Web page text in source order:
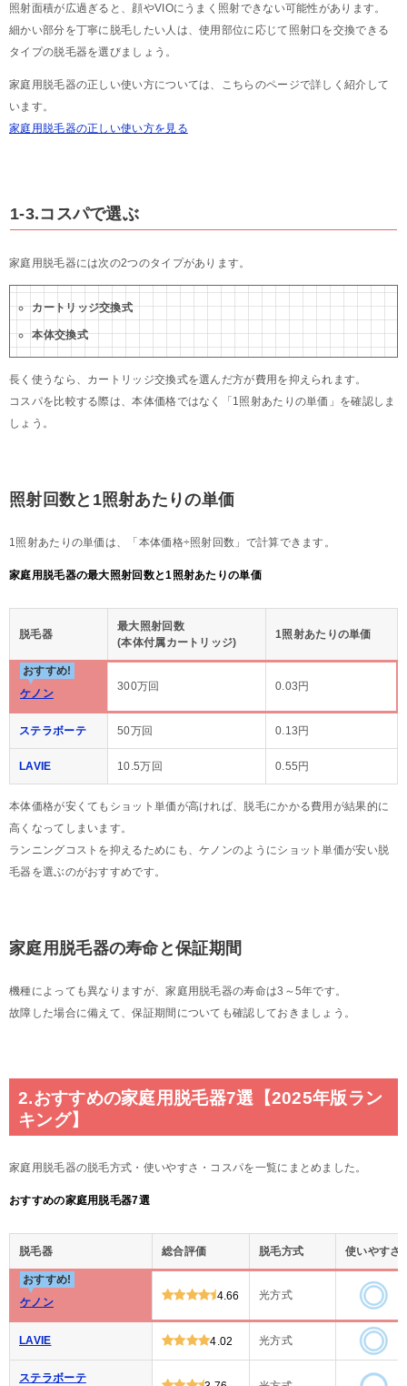
照射面積が広過ぎると、顔やVIOにうまく照射できない可能性があります。
細かい部分を丁寧に脱毛したい人は、使用部位に応じて照射口を交換できる
タイプの脱毛器を選びましょう。
家庭用脱毛器の正しい使い方については、こちらのページで詳しく紹介して
います。
家庭用脱毛器の正しい使い方を見る
1-3.コスパで選ぶ
家庭用脱毛器には次の2つのタイプがあります。
カートリッジ交換式
本体交換式
長く使うなら、カートリッジ交換式を選んだ方が費用を抑えられます。
コスパを比較する際は、本体価格ではなく「1照射あたりの単価」を確認しま
しょう。
照射回数と1照射あたりの単価
1照射あたりの単価は、「本体価格÷照射回数」で計算できます。
家庭用脱毛器の最大照射回数と1照射あたりの単価
脱毛器
最大照射回数
(本体付属カートリッジ)
1照射あたりの単価
おすすめ!
ケノン
300万回 0.03円
ステラボーテ 50万回 0.13円
LAVIE 10.5万回 0.55円
本体価格が安くてもショット単価が高ければ、脱毛にかかる費用が結果的に
高くなってしまいます。
ランニングコストを抑えるためにも、ケノンのようにショット単価が安い脱
毛器を選ぶのがおすすめです。
家庭用脱毛器の寿命と保証期間
機種によっても異なりますが、家庭用脱毛器の寿命は3～5年です。
故障した場合に備えて、保証期間についても確認しておきましょう。
2.おすすめの家庭用脱毛器7選【2025年版ラン
キング】
家庭用脱毛器の脱毛方式・使いやすさ・コスパを一覧にまとめました。
おすすめの家庭用脱毛器7選
脱毛器 総合評価 脱毛方式 使いやすさ
おすすめ!
ケノン
4.66 光方式
LAVIE 4.02 光方式
ステラボーテ